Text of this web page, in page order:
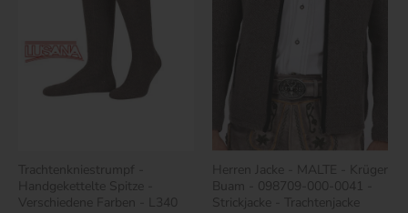
Trachtenkniestrumpf -
Handgekettelte Spitze -
Verschiedene Farben - L340
Herren Jacke - MALTE - Krüger
Buam - 098709-000-0041 -
Strickjacke - Trachtenjacke